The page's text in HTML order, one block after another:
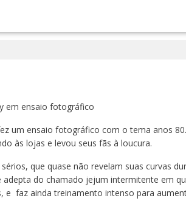
em ensaio fotográfico
um ensaio fotográfico com o tema anos
às lojas e levou seus fãs à loucura.
que quase não revelam suas curvas
do chamado jejum intermitente em
e faz ainda treinamento intenso para